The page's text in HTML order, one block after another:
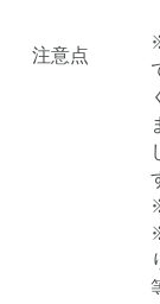
注意点